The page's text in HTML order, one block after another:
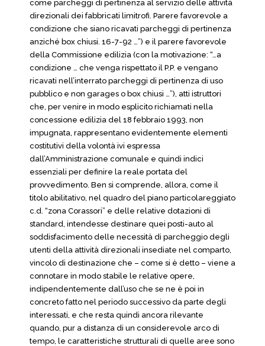
come parcheggi di pertinenza al servizio delle attività
direzionali dei fabbricati limitrofi. Parere favorevole a
condizione che siano ricavati parcheggi di pertinenza
anziché box chiusi. 16-7-92 …”) e il parere favorevole
della Commissione edilizia (con la motivazione: “…a
condizione … che venga rispettato il P.P. e vengano
ricavati nell’interrato parcheggi di pertinenza di uso
pubblico e non garages o box chiusi …”), atti istruttori
che, per venire in modo esplicito richiamati nella
concessione edilizia del 18 febbraio 1993, non
impugnata, rappresentano evidentemente elementi
costitutivi della volontà ivi espressa
dall’Amministrazione comunale e quindi indici
essenziali per definire la reale portata del
provvedimento. Ben si comprende, allora, come il
titolo abilitativo, nel quadro del piano particolareggiato
c.d. “zona Corassori” e delle relative dotazioni di
standard, intendesse destinare quei posti-auto al
soddisfacimento delle necessità di parcheggio degli
utenti della attività direzionali insediate nel comparto,
vincolo di destinazione che – come si è detto – viene a
connotare in modo stabile le relative opere,
indipendentemente dall’uso che se ne è poi in
concreto fatto nel periodo successivo da parte degli
interessati, e che resta quindi ancora rilevante
quando, pur a distanza di un considerevole arco di
tempo, le caratteristiche strutturali di quelle aree sono